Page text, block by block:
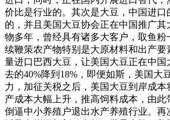
价比是行业的。其次是大豆，中国进
的，并且美国大豆协会正在中国推广
物多年，曾经具有诸多大客户，取鱼
续鞭策农产物特别是大原材料和出产要
量进口巴西大豆，让美国大豆正在中国
去的40%降到18%，即便如斯，美国大
力，加征关税之后，美国大豆到岸成本
产成本大幅上升，推高饲料成本，由
倒逼中小养殖户退出水产养殖行业。再